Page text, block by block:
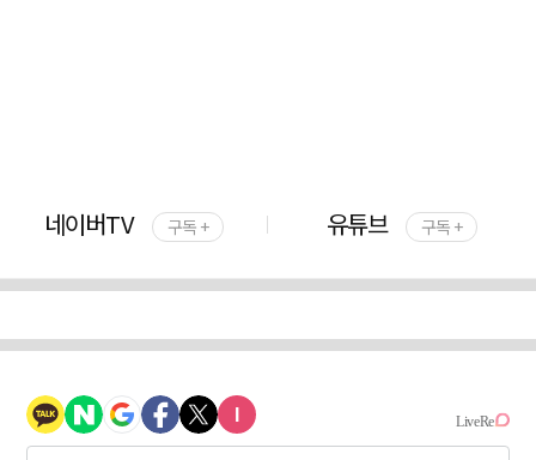
네이버TV 구독 + 유튜브 구독 +